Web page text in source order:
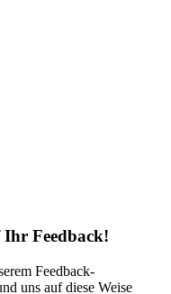
Ihr Feedback!
Feedback-
uns auf diese Weise